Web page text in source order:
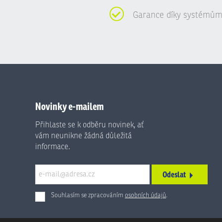
Garance díky
Novinky e-mailem
Přihlaste se k odběru novinek, ať
vám neunikne žádná důležitá
informace.
Odeslat
Souhlasím se zpracováním osobních údajů.
Formulář